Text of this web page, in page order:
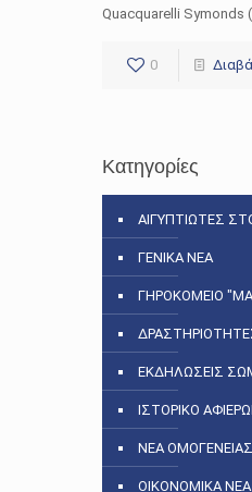
Quacquarelli Symonds
0
Κατηγορίες
ΑΙΓΥΠΤΙΩΤΕΣ
ΓΕΝΙΚΑ ΝΕΑ
ΓΗΡΟΚΟΜΕΙΟ
ΕΚΔΗΛΩΣΕΙΣ
ΙΣΤΟΡΙΚΟ
ΝΕΑ ΟΜΟΓΕΝΕΙΑΣ
ΟΙΚΟΝΟΜΙΚΑ ΝΕΑ